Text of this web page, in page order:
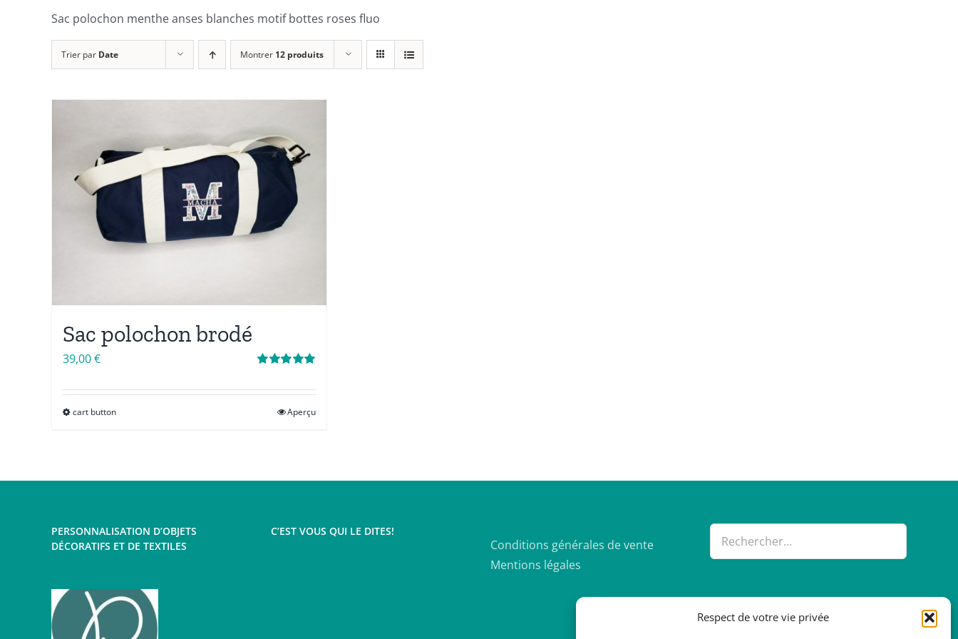
Respect de votre vie privée
Sac polochon menthe anses blanches motif bottes roses fluo
Trier par Date Montrer 12 produits
Sac polochon brodé
5
39,00€
cart buttonCe
options
peuvent
choisies
sur
Aperçu
PERSONNALISATION D’OBJETS
DÉCORATIFS ET DE TEXTILES
C’EST VOUS QUI LE DITES!
Conditions générales de vente
Mentions légales